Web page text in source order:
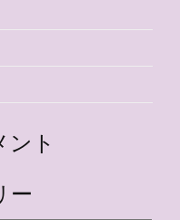
ント
ー